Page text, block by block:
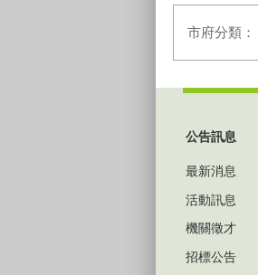
市府分類：
公告訊息
最新消息
活動訊息
機關徵才
招標公告